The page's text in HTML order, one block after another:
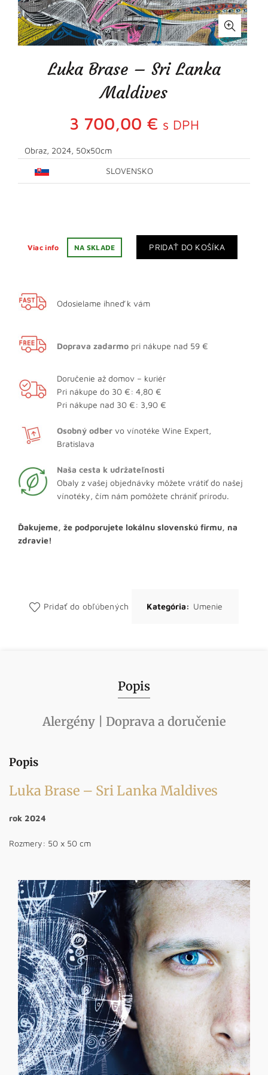
Luka Brase – Sri Lanka
Maldives
3 700,00 € s DPH
Obraz, 2024, 50x50cm
SLOVENSKO
Viac info NA SKLADE PRIDAŤ DO KOŠÍKA
Odosielame ihneď k vám
Doprava zadarmo pri nákupe nad 59 €
Doručenie až domov – kuriér
Pri nákupe do 30 €: 4,80 €
Pri nákupe nad 30 €: 3,90 €
Osobný odber vo vínotéke Wine Expert,
Bratislava
Naša cesta k udržateľnosti
Obaly z vašej objednávky môžete vrátiť do našej
vínotéky, čím nám pomôžete chrániť prírodu.
Ďakujeme, že podporujete lokálnu slovenskú firmu, na
zdravie!
Pridať do obľúbených Kategória: Umenie
Popis
Alergény | Doprava a doručenie
Popis
Luka Brase – Sri Lanka Maldives
rok 2024
Rozmery: 50 x 50 cm